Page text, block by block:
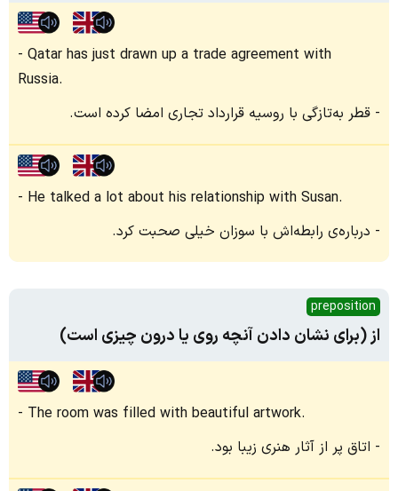
Qatar has just drawn up a trade agreement with
Russia.
قطر به‌تازگی با روسیه قرارداد تجاری امضا کرده است.
He talked a lot about his relationship with Susan.
درباره‌ی رابطه‌اش با سوزان خیلی صحبت کرد.
preposition
از (برای نشان دادن آنچه روی یا درون چیزی است)
The room was filled with beautiful artwork.
اتاق پر از آثار هنری زیبا بود.